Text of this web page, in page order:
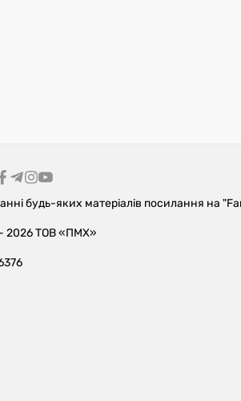
будь-яких матеріалів посилання на
- 2026 ТОВ «ПМХ»